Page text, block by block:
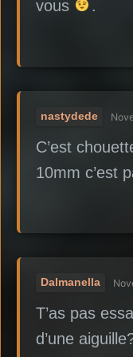
vous
.
nastydede
C’est
10mm c’est
Dalmanella
T’as pas
d’une